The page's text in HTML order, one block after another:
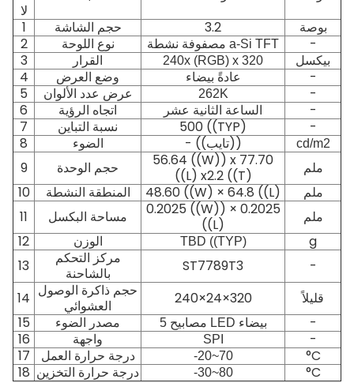
لا
1
حجم الشاشة 3.2
بوصة
2
نوع اللوحة مصفوفة نشطة a-Si TFT
-
3
القرار 240x (RGB) x 320 بيكسل
4 وضع العرض عادةً بيضاء
-
5
عرض عدد الألوان 262K
-
6
اتجاه الرؤية الساعة الثانية عشر
-
7
نسبة التباين 500 ((TYP)
-
8
الضوء - ((تايب)) cd/m2
9 حجم الوحدة
56.64 ((W)) x 77.70
((L) x2.2 ((T)
ملم
10
المنطقة النشطة 48.60 ((W) × 64.8 ((L)
ملم
11
مساحة البكسل
0.2025 ((W)) × 0.2025
((L)
ملم
12
الوزن TBD ((TYP)
g
13
مركز التحكم
بالشاحنة
ST7789T3
-
14
حجم ذاكرة الوصول
العشوائي
240×24×320 قليلاً
15 مصدر الضوء 5 مصابيح LED بيضاء
-
16
واجهة SPI
-
17
درجة حرارة العمل -20~70
°C
18 درجة حرارة التخزين -30~80 °C